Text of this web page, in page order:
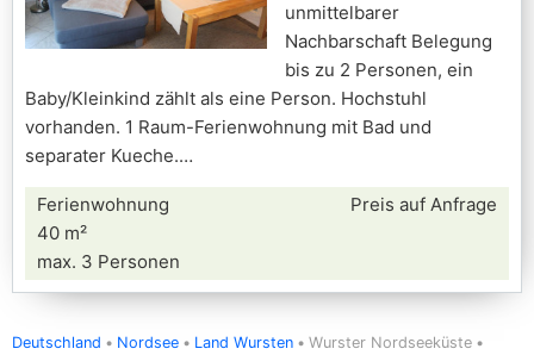
unmittelbarer
Nachbarschaft Belegung
bis zu 2 Personen, ein
Baby/Kleinkind zählt als eine Person. Hochstuhl
vorhanden. 1 Raum-Ferienwohnung mit Bad und
separater Kueche.
Ferienwohnung
40 m²
max. 3 Personen
Preis auf Anfrage
Deutschland Nordsee Land Wursten
Wurster Nordseeküste